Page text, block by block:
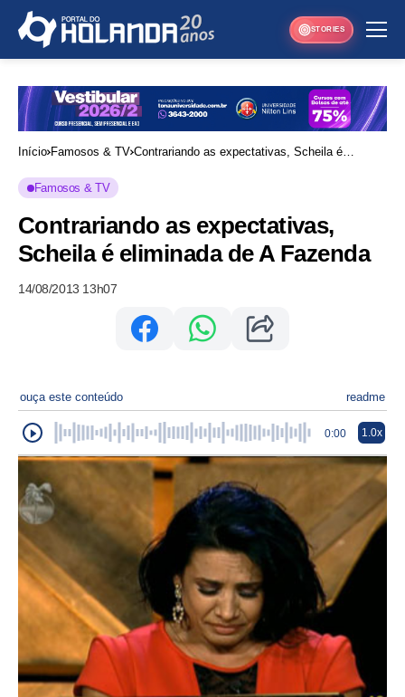
STORIES
Início Famosos & TV Contrariando as expectativas, Scheila é
Famosos & TV
Contrariando as expectativas,
Scheila é eliminada de A Fazenda
14/08/2013 13h07
ouça este conteúdo readme
0:00 1.0x